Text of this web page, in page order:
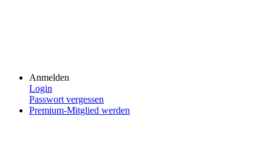
Anmelden
Login
Passwort vergessen
Premium-Mitglied werden